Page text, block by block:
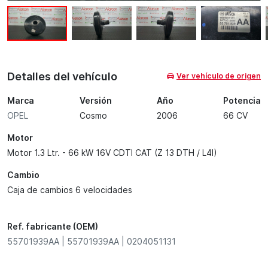
Detalles del vehículo Ver vehículo de origen
Marca
OPEL
Versión
Cosmo
Año
2006
Potencia
66 CV
Motor
Motor 1.3 Ltr. - 66 kW 16V CDTI CAT (Z 13 DTH / L4I)
Cambio
Caja de cambios 6 velocidades
Ref. fabricante (OEM)
55701939AA | 55701939AA | 0204051131